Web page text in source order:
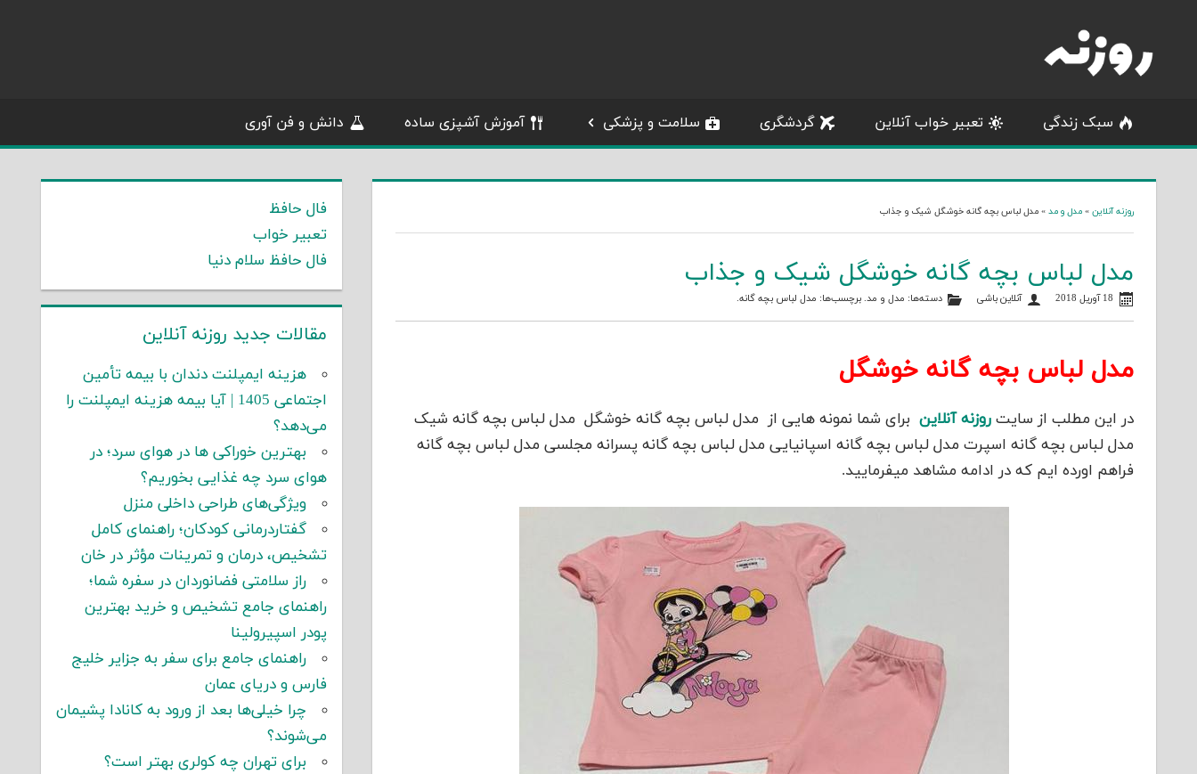
content
سبک زندگی تعبیر خواب آنلاین گردشگری سلامت و پزشکی آموزش آشپزی ساده دانش و فن آوری
روزنه آنلاین »مدل و مد »مدل لباس بچه گانه خوشگل شیک و جذاب
مدل لباس بچه گانه خوشگل شیک و جذاب
18 آوریل 2018 آنلاین باشی دسته‌ها: مدل و مد. برچسب‌ها: مدل لباس بچه گانه.
مدل لباس بچه گانه خوشگل
در این مطلب از سایتروزنه آنلاین برای شما نمونه هایی از مدل لباس بچه گانه خوشگل مدل لباس بچه گانه شیک
مدل لباس بچه گانه اسپرت مدل لباس بچه گانه اسپانیایی مدل لباس بچه گانه پسرانه مجلسی مدل لباس بچه گانه
فراهم اورده ایم که در ادامه مشاهد میفرمایید.
فال حافظ
تعبیر خواب
فال حافظ سلام دنیا
مقالات جدید روزنه آنلاین
هزینه ایمپلنت دندان با بیمه تأمین
اجتماعی 1405 | آیا بیمه هزینه ایمپلنت را
می‌دهد؟
بهترین خوراکی ها در هوای سرد؛ در
هوای سرد چه غذایی بخوریم؟
ویژگی‌های طراحی داخلی منزل
گفتاردرمانی کودکان؛ راهنمای کامل
تشخیص، درمان و تمرینات مؤثر در خان
راز سلامتی فضانوردان در سفره شما؛
راهنمای جامع تشخیص و خرید بهترین
پودر اسپیرولینا
راهنمای جامع برای سفر به جزایر خلیج
فارس و دریای عمان
چرا خیلی‌ها بعد از ورود به کانادا پشیمان
می‌شوند؟
برای تهران چه کولری بهتر است؟